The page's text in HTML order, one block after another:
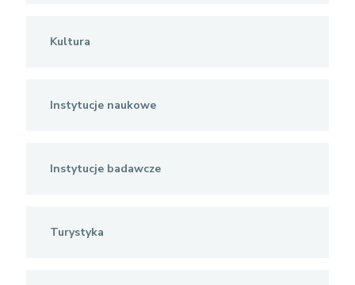
Kultura
Instytucje naukowe
Instytucje badawcze
Turystyka